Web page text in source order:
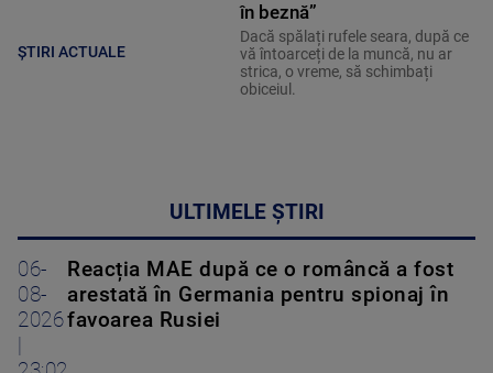
ȘTIRI ACTUALE
în beznă”
Dacă spălați rufele seara, după ce
vă întoarceți de la muncă, nu ar
strica, o vreme, să schimbați
obiceiul.
ULTIMELE ȘTIRI
06-
08-
2026
Reacția MAE după ce o româncă a fost
arestată în Germania pentru spionaj în
favoarea Rusiei